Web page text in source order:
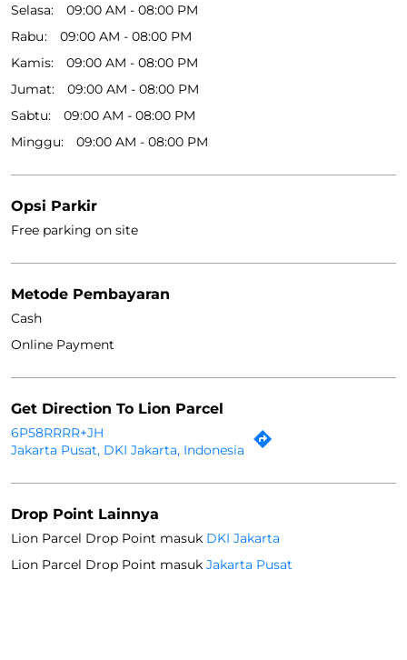
Selasa
09:00 AM - 08:00 PM
Rabu
09:00 AM - 08:00 PM
Kamis
09:00 AM - 08:00 PM
Jumat
09:00 AM - 08:00 PM
Sabtu
09:00 AM - 08:00 PM
Minggu
09:00 AM - 08:00 PM
Opsi Parkir
Free parking on site
Metode Pembayaran
Cash
Online Payment
Get Direction To Lion Parcel
6P58RRRR+JH
Jakarta Pusat, DKI Jakarta, Indonesia
Drop Point Lainnya
Lion Parcel Drop Point masuk DKI Jakarta
Lion Parcel Drop Point masuk Jakarta Pusat